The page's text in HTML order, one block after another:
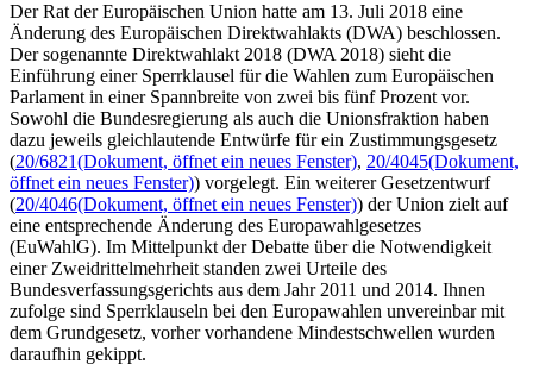
Der Rat der Europäischen Union hatte am 13. Juli 2018 eine
Änderung des Europäischen Direktwahlakts (DWA) beschlossen.
Der sogenannte Direktwahlakt 2018 (DWA 2018) sieht die
Einführung einer Sperrklausel für die Wahlen zum Europäischen
Parlament in einer Spannbreite von zwei bis fünf Prozent vor.
Sowohl die Bundesregierung als auch die Unionsfraktion haben
dazu jeweils gleichlautende Entwürfe für ein Zustimmungsgesetz
(20/6821(Dokument, öffnet ein neues Fenster), 20/4045(Dokument,
öffnet ein neues Fenster)) vorgelegt. Ein weiterer Gesetzentwurf
(20/4046(Dokument, öffnet ein neues Fenster)) der Union zielt auf
eine entsprechende Änderung des Europawahlgesetzes
(EuWahlG). Im Mittelpunkt der Debatte über die Notwendigkeit
einer Zweidrittelmehrheit standen zwei Urteile des
Bundesverfassungsgerichts aus dem Jahr 2011 und 2014. Ihnen
zufolge sind Sperrklauseln bei den Europawahlen unvereinbar mit
dem Grundgesetz, vorher vorhandene Mindestschwellen wurden
daraufhin gekippt.